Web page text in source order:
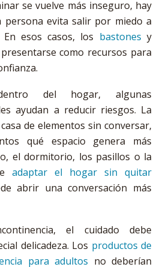
se vuelve más inseguro, hay
persona evita salir por miedo a
esos casos, los bastones y
como recursos para
del hogar, algunas
ayudan a reducir riesgos. La
de elementos sin conversar,
qué espacio genera más
el dormitorio, los pasillos o la
adaptar el hogar sin quitar
abrir una conversación más
el cuidado debe
delicadeza. Los productos de
para adultos no deberían